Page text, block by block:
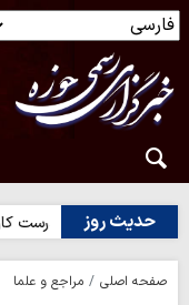
حدیث روز
| آغاز درست کارها
صفحه اصلی مراجع و علما